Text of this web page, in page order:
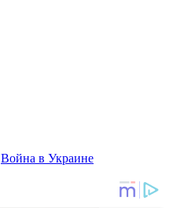
Война в Украине